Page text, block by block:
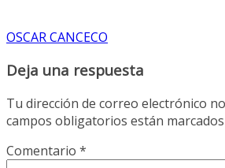
OSCAR CANCECO
Deja una respuesta
Tu dirección de correo electrónico
campos obligatorios están
Comentario *